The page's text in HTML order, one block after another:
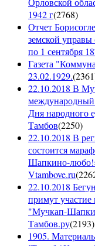
1942 г(2768)
Отчет
земской управы
по 1 сентября
Газета
23.02.1929.(2361
22.10.2018 В
международный
Дня народного
Тамбов(2250)
22.10.2018 В
состоится
Шапкино-
Vtambove.ru(
22.10.2018
примут
"Мучкап-
Тамбов.ру(2193)
1905.